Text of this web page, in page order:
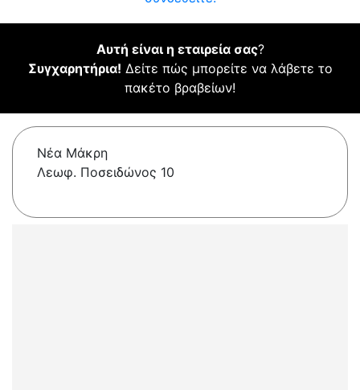
Αυτή είναι η εταιρεία σας?
Συγχαρητήρια! Δείτε πώς μπορείτε να λάβετε το
πακέτο βραβείων!
Νέα Μάκρη
Λεωφ. Ποσειδώνος 10